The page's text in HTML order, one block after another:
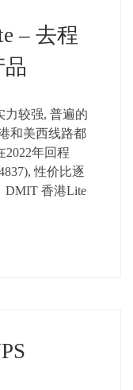
– 去程
力较强, 普遍的
和美西线路都
2022年回程
性价比逐
DMIT 香港Lite